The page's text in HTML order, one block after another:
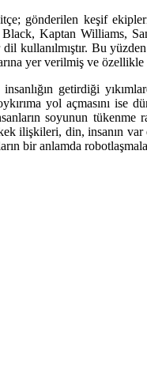
gönderilen keşif
Kaptan Williams,
Bu
yer verilmiş ve
getirdiği
yol açmasını
soyunun
ilişkileri, din, insanın
bir anlamda